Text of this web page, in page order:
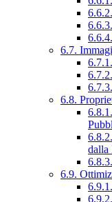
6.7.
6.8.
dalla
6.9.